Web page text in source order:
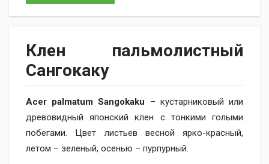
Клен пальмолистный
Сангокаку
Acer palmatum Sangokaku – кустарниковый или
древовидный японский клен с тонкими голыми
побегами. Цвет
листьев весной ярко-красный,
летом – зеленый, осенью – пурпурный.